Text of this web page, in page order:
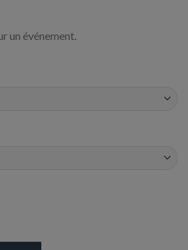
un événement.